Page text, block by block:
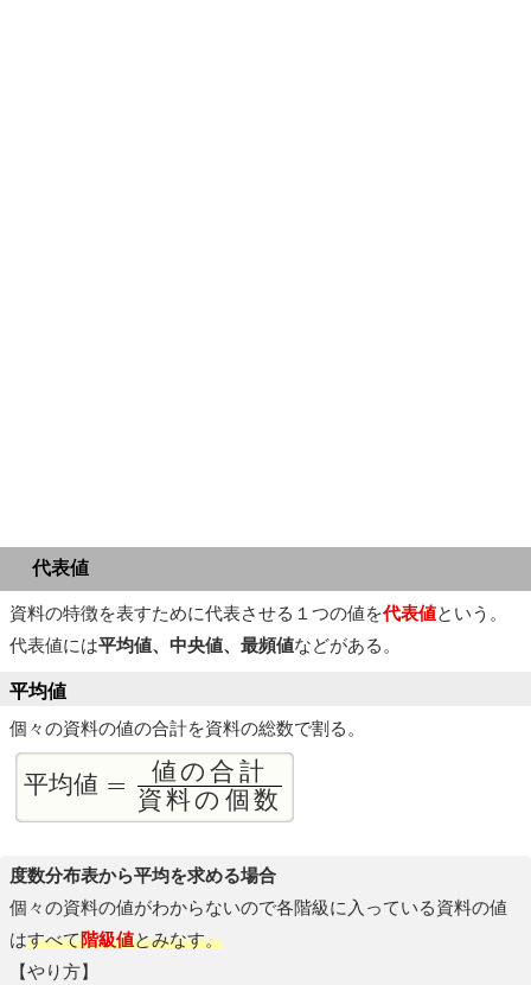
代表値
資料の特徴を表すために代表させる１つの値を代表値という。
代表値には平均値、中央値、最頻値などがある。
平均値
個々の資料の値の合計を資料の総数で割る。
平均値 =
値の合計
資料の個数
度数分布表から平均を求める場合
個々の資料の値がわからないので各階級に入っている資料の値
はすべて階級値とみなす。
【やり方】